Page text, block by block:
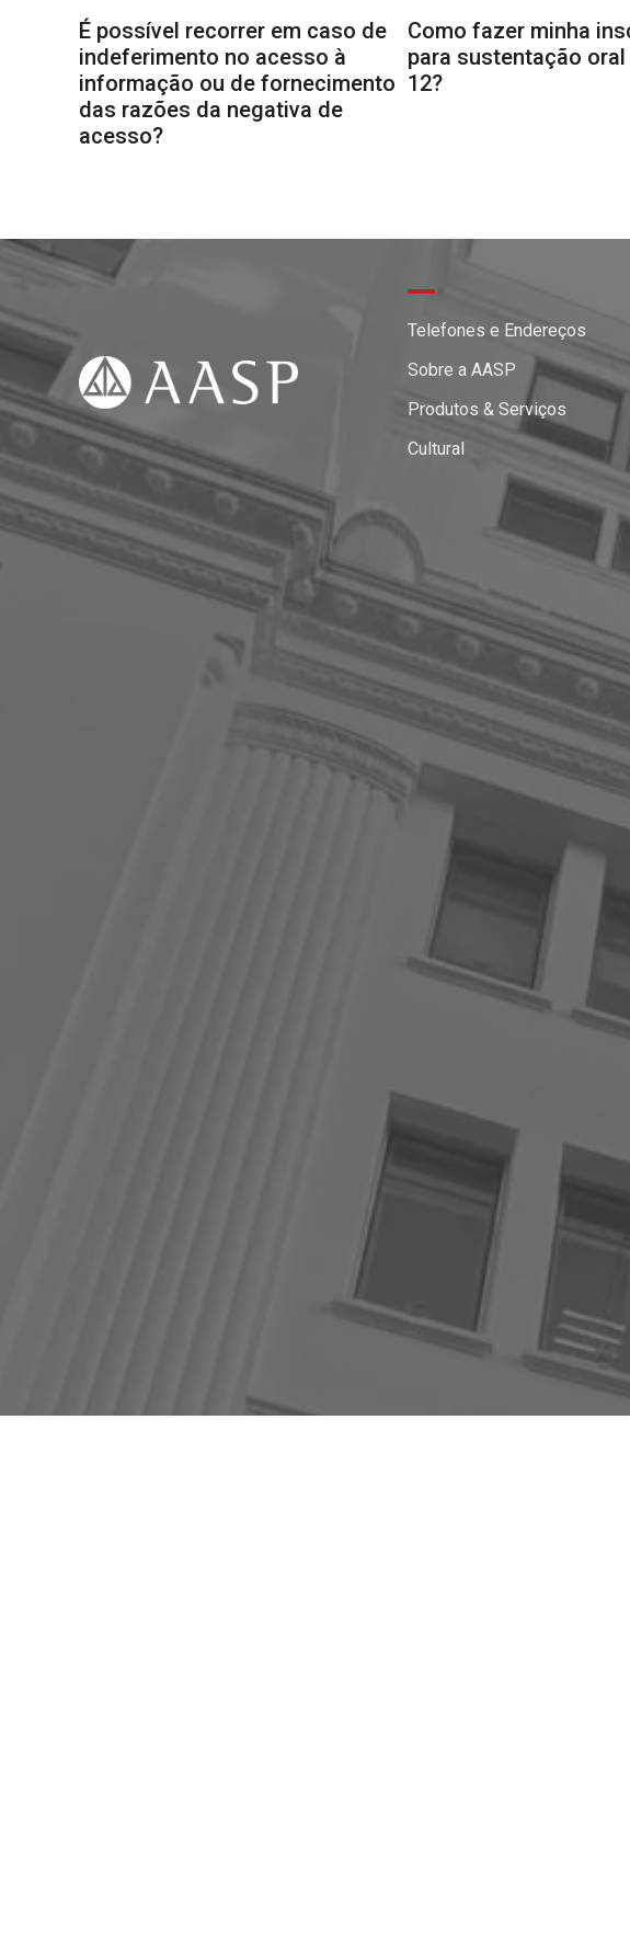
É possível recorrer em caso de
indeferimento no acesso à
informação ou de fornecimento
das razões da negativa de
acesso?
Como fazer minha
para sustentação oral
12?
Telefones e Endereços
Sobre a AASP
Produtos & Serviços
Cultural